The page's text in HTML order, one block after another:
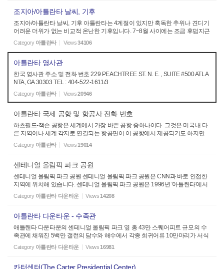
조지아/아틀란타 날씨, 기후
조지아/아틀란타 날씨, 기후 아틀란타는 4계절이 있지만 혹독한 추위나 견디기
어려운 더위가 없는 비교적 온난한 기후입니다. 7~8월 사이에는 조금 후덥지근
하고, 12~1월 사이에는 눈이 오는 경우도 있지만 일반적으로 애틀랜타의 기후
는 온화한 편이다. 날씨...
Category 아틀란타 Views 34106
아틀란타 영사관
한국 영사관 주소 및 전화 번호 229 PEACHTREE ST. N. E. , SUITE #500 ATLA
NTA, GA 30303 TEL : 404-522-1611/3
Category 아틀란타 Views 20946
아틀란타 국제 공항 및 항공사 전화 번호
하츠필드-잭슨 공항은 세계에서 가장 바쁜 공항 중하나이다. 그것은 미국내 다
른 지역이나 세계 각지로 연결되는 항공편이 이 공항에서 제공되기도 하지만
미 동남 부 지역이 경제, 정치적으로 발전함에 따라서 이 곳을 찾아 오는 사람과
물동량이 늘어나기 때...
Category 아틀란타 Views 19014
센테니얼 올림픽 파크 공원
센테니얼 올림픽 파크 공원 센테니얼 올림픽 파크 공원은 CNN과 바로 인접한
지역에 위치해 있습니다. 센테니얼 올림픽 파크 공원은 1996년 '아틀란타'에서
열렸던 올림픽 게임을 기념하기 위해서 지은 공원으로, 바닥에 만들어진 오륜
기 모양의 분수...
Category 아틀란타 다운타운 Views14208
아틀란타 다운타운 - 수족관
애틀랜타 다운타운의 센테니얼 올림픽 파크 옆 총 43만 스퀘어피트 규모의 수
족관에 채워진 5백만 갤런의 담수와 해수에서 각종 희귀어류 10만마리가 서식
하는 조지아 아쿠아리움은, 현재 미국 최대의 수족관이라고 자부하는 시카고
쉐드 수족관의 어류 보유...
Category 아틀란타 다운타운 Views16981
카터센터(The Carter Presidential Center)